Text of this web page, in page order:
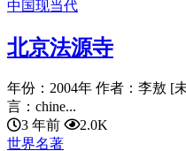
中国现当代
北京法源寺
年份：2004年 作者：李敖 [
言：chine...
3 年前
2.0K
世界名著